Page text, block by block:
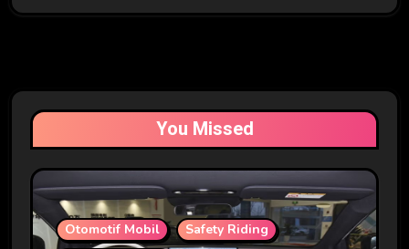
You Missed
Otomotif Mobil
Safety Riding